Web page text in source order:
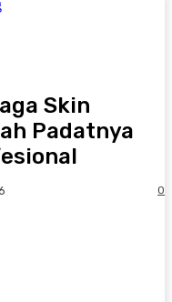
Skin
Padatnya
0